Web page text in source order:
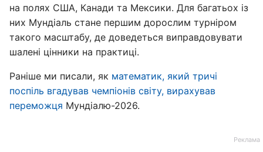
на полях США, Канади та Мексики. Для багатьох із
них Мундіаль стане першим дорослим турніром
такого масштабу, де доведеться виправдовувати
шалені цінники на практиці.
Раніше ми писали, як математик, який тричі
поспіль вгадував чемпіонів світу, вирахував
переможця Мундіалю-2026.